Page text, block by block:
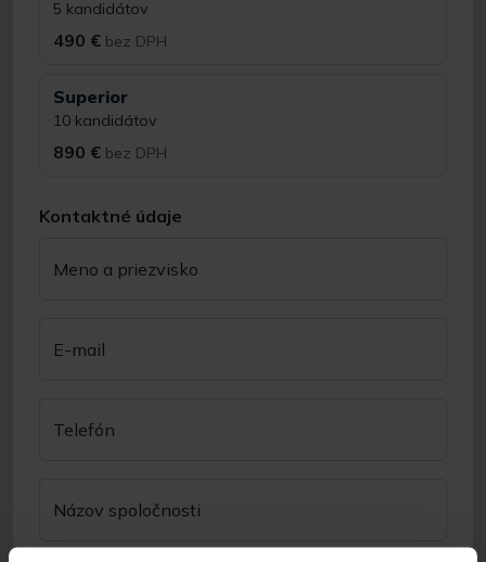
5 kandidátov
490 € bez DPH
Superior
10 kandidátov
890 € bez DPH
Kontaktné údaje
Meno a priezvisko
E-mail
Telefón
Názov spoločnosti